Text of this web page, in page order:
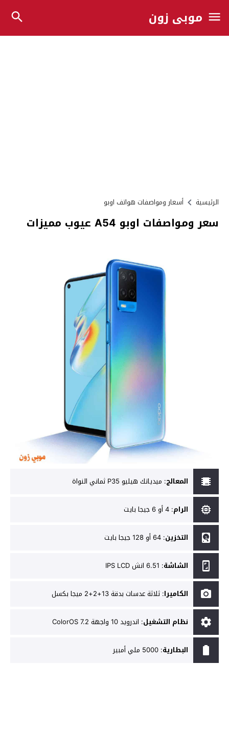
موبي زون
الرئيسية أسعار ومواصفات هواتف اوبو
سعر ومواصفات اوبو A54 عيوب مميزات
المعالج: ميدياتك هيليو P35 ثماني النواة
الرام: 4 أو 6 جيجا بايت
التخزين: 64 أو 128 جيجا بايت
الشاشة: 6.51 انش IPS LCD
الكاميرا: ثلاثة عدسات بدقة 13+2+2 ميجا بكسل
نظام التشغيل: اندرويد 10 واجهة ColorOS 7.2
البطارية: 5000 ملي أمبير